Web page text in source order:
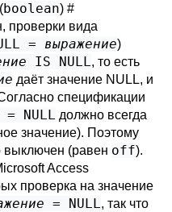
(boolean) #
проверки вида
= выражение)
IS NULL, то есть
даёт значение NULL, и
спецификации
= NULL должно всегда
значение). Поэтому
выключен (равен off).
Access
проверка на значение
= NULL, так что